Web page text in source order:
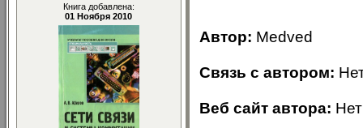
Книга добавлена:
01 Ноября 2010
Автор: Medved
Связь с автором:
Веб сайт автора: